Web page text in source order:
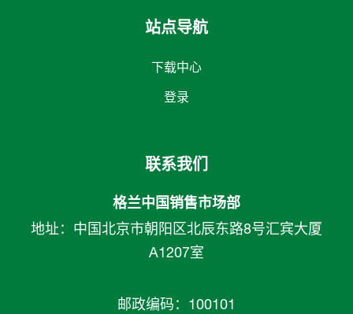
站点导航
下载中心
登录
联系我们
格兰中国销售市场部
地址：中国北京市朝阳区北辰东路8号汇宾大厦
A1207室
邮政编码：100101